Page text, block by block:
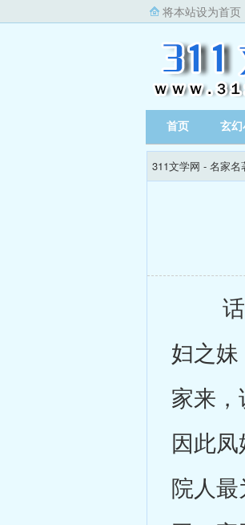
将本站设为首页
首页 玄幻
311文学网 - 名家名
话说
妇之
家来
因此
院人